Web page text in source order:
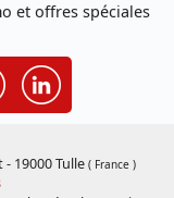
et offres spéciales
19000 Tulle ( France )